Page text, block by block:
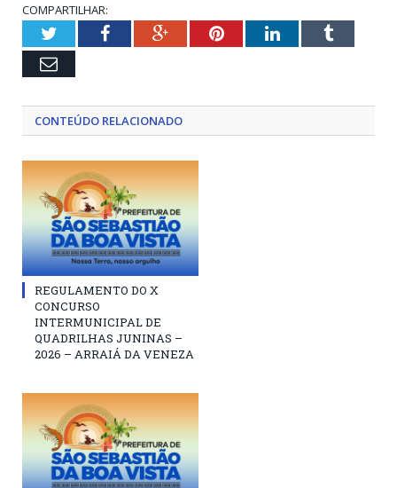
COMPARTILHAR:
TwitterFacebookGoogle+PinterestLinkedInTumblr
Email
CONTEÚDO RELACIONADO
REGULAMENTO DO X
CONCURSO
INTERMUNICIPAL DE
QUADRILHAS JUNINAS –
2026 – ARRAIÁ DA VENEZA